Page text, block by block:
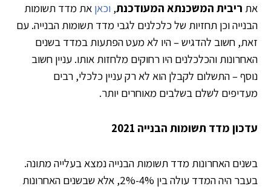
את ריבית המשכנתא המעודכנת,וכאן את מדד תשומות
הבנייה וכן תחזיות של כלכלנים לגבי מדד תשומות הבנייה. עם
זאת, חשוב להדגיש – היו לא מעט הפתעות במדד בשנים
האחרונות והכלכלנים היו רחוקים מלחזות אותו.עניין חשוב
נוסף – התשלום לקבלן הוא לא רק עניין כלכלי, רבים
מעדיפים לשלם בשלבים מאוחרים יותר.
עדכון מדד תשומות הבנייה 2021
בשנים האחרונות מדד תשומות הבנייה נמצא בעלייה מתונה.
בעבר היה המדד עולה בין 4%-2%, אלא שבשנים האחרונות